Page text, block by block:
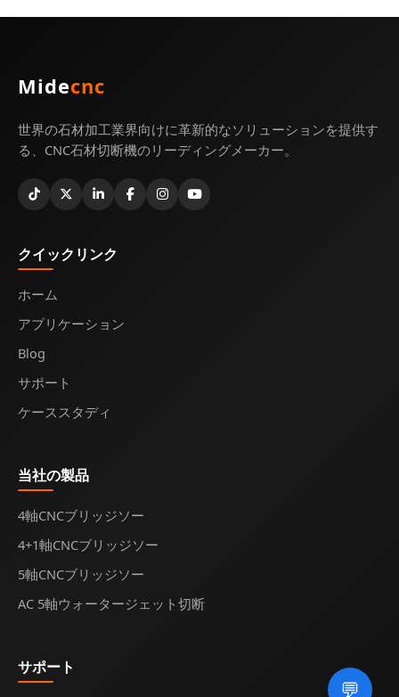
💬
Midecnc
世界の石材加工業界向けに革新的なソリューションを提供す
る、CNC石材切断機のリーディングメーカー。
クイックリンク
ホーム
アプリケーション
Blog
サポート
ケーススタディ
当社の製品
4軸CNCブリッジソー
4+1軸CNCブリッジソー
5軸CNCブリッジソー
AC 5軸ウォータージェット切断
サポート